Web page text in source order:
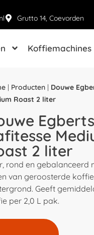
Grutto 14, Coevorden
Koffiemachines
| Producten| Douwe
Roast 2 liter
Egberts
2 liter
rond en gebalanceerd
van geroosterde
Geeft
per 2,0 L pak.